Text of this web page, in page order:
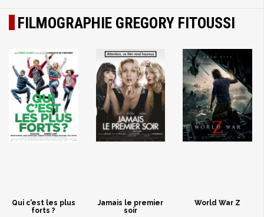
FILMOGRAPHIE GREGORY FITOUSSI
Qui c'est les plus
forts ?
Jamais le premier
soir
World War Z